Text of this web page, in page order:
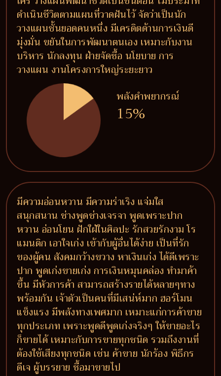
ดำเนินชีวิตตามแผนที่วาดฝันไว้ จัดว่าเป็นนัก
วางแผนชั้นยอดคนหนึ่ง มีเครดิตด้านการเงินดี
มุ่งมั่น ขยันในการพัฒนาตนเอง เหมาะกับงาน
บริหาร นักลงทุน ฝ่ายจัดซื้อ นโยบาย การ
วางแผน งานโครงการใหญ่ระยะยาว
พลังคำพยากรณ์
15%
มีความอ่อนหวาน มีความร่าเริง แจ่มใส
สนุกสนาน ช่างพูดช่างเจรจา พูดเพราะปาก
หวาน อ่อนโยน ฝักใฝ่ในศิลปะ รักสวยรักงาม โร
แมนติก เอาใจเก่ง เข้ากับผู้อื่นได้ง่าย เป็นที่รัก
ของผู้คน สังคมกว้างขวาง หาเงินเก่ง ได้ดีเพราะ
ปาก พูดเก่งขายเก่ง การเงินหมุนคล่อง ทำมาค้า
ขึ้น มีหัวการค้า สามารถสร้างรายได้หลายๆทาง
พร้อมกัน เจ้าตัวเป็นคนที่มีเสน่ห์มาก ฮอร์โมน
แข็งแรง มีพลังทางเพศมาก เหมาะแก่การค้าขาย
ทุกประเภท เพราะพูดดีพูดเก่งจริงๆ ให้ขายอะไร
ก็ขายได้ เหมาะกับการขายทุกชนิด รวมถึงงานที่
ต้องใช้เสียงทุกชนิด เช่น ค้าขาย นักร้อง พิธีกร
ดีเจ ผู้บรรยาย ซื้อมาขายไป